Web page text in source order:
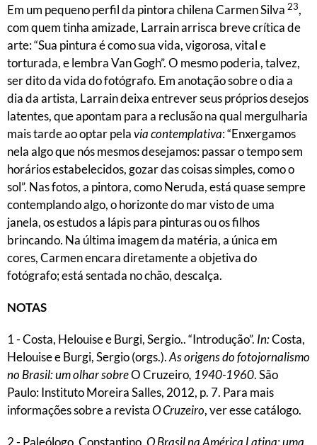
Em um pequeno perfil da pintora chilena Carmen Silva 23,
com quem tinha amizade, Larrain arrisca breve crítica de
arte: “Sua pintura é como sua vida, vigorosa, vital e
torturada, e lembra Van Gogh”. O mesmo poderia, talvez,
ser dito da vida do fotógrafo. Em anotação sobre o dia a
dia da artista, Larrain deixa entrever seus próprios desejos
latentes, que apontam para a reclusão na qual mergulharia
mais tarde ao optar pelavia contemplativa: “Enxergamos
nela algo que nós mesmos desejamos: passar o tempo sem
horários estabelecidos, gozar das coisas simples, como o
sol”. Nas fotos, a pintora, como Neruda, está quase sempre
contemplando algo, o horizonte do mar visto de uma
janela, os estudos a lápis para pinturas ou os filhos
brincando. Na última imagem da matéria, a única em
cores, Carmen encara diretamente a objetiva do
fotógrafo; está sentada no chão, descalça.
NOTAS
1 - Costa, Helouise e Burgi, Sergio.. “Introdução”. In:Costa,
Helouise e Burgi, Sergio (orgs.).As origens do fotojornalismo
no Brasil: um olhar sobreO Cruzeiro, 1940-1960. São
Paulo: Instituto Moreira Salles, 2012, p. 7. Para mais
informações sobre a revistaO Cruzeiro, ver esse catálogo.